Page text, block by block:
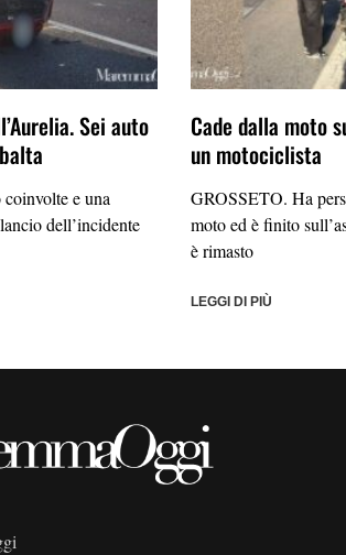
Sei auto
e una
dell’incidente
Cade dalla moto
un motociclista
GROSSETO. Ha
moto ed è finito
è rimasto
LEGGI DI PIÙ